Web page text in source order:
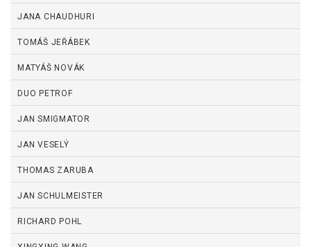
JANA CHAUDHURI
TOMÁŠ JEŘÁBEK
MATYÁŠ NOVÁK
DUO PETROF
JAN SMIGMATOR
JAN VESELÝ
THOMAS ZARUBA
JAN SCHULMEISTER
RICHARD POHL